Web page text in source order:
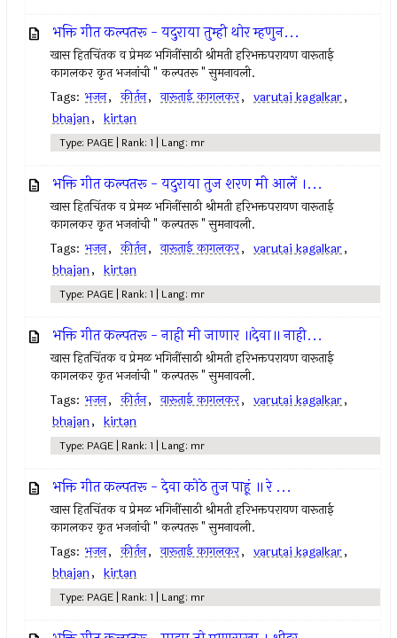
भक्ति गीत कल्पतरू - यदुराया तुम्ही थोर म्हणुन...
खास हितचिंतक व प्रेमळ भगिनींसाठी श्रीमती हरिभक्तपरायण वारूताई
कागलकर कृत भजनांची " कल्पतरू " सुमनावली.
Tags: भजन, कीर्तन, वारूताई कागलकर, varutai kagalkar,
bhajan, kirtan
Type: PAGE | Rank: 1 | Lang: mr
भक्ति गीत कल्पतरू - यदुराया तुज शरण मी आलें ।...
खास हितचिंतक व प्रेमळ भगिनींसाठी श्रीमती हरिभक्तपरायण वारूताई
कागलकर कृत भजनांची " कल्पतरू " सुमनावली.
Tags: भजन, कीर्तन, वारूताई कागलकर, varutai kagalkar,
bhajan, kirtan
Type: PAGE | Rank: 1 | Lang: mr
भक्ति गीत कल्पतरू - नाही मी जाणार ॥देवा॥ नाही...
खास हितचिंतक व प्रेमळ भगिनींसाठी श्रीमती हरिभक्तपरायण वारूताई
कागलकर कृत भजनांची " कल्पतरू " सुमनावली.
Tags: भजन, कीर्तन, वारूताई कागलकर, varutai kagalkar,
bhajan, kirtan
Type: PAGE | Rank: 1 | Lang: mr
भक्ति गीत कल्पतरू - देवा कोठे तुज पाहूं ॥ रे ...
खास हितचिंतक व प्रेमळ भगिनींसाठी श्रीमती हरिभक्तपरायण वारूताई
कागलकर कृत भजनांची " कल्पतरू " सुमनावली.
Tags: भजन, कीर्तन, वारूताई कागलकर, varutai kagalkar,
bhajan, kirtan
Type: PAGE | Rank: 1 | Lang: mr